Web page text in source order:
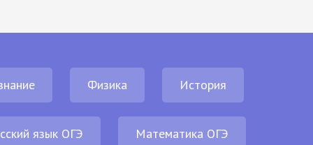
Физика История
язык ОГЭ Математика ОГЭ